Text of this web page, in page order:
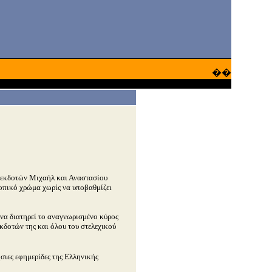
��
Μιχαήλ και Αναστασίου
χρώμα χωρίς να υποβαθμίζει
διατηρεί το αναγνωρισμένο κύρος
της και όλου του στελεχικού
εφημερίδες της Ελληνικής